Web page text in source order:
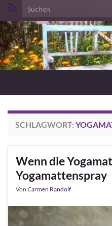
Search for:
SCHLAGWORT:
Wenn die
Yogamattenspray
Von Carmen Randolf